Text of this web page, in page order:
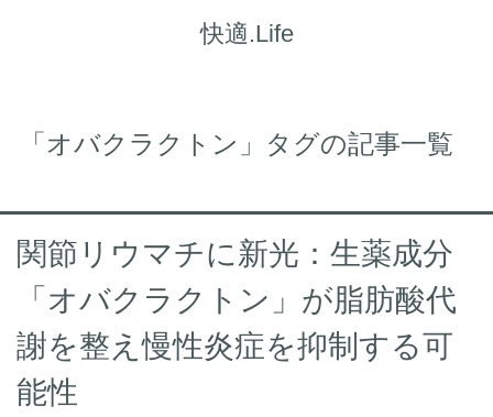
快適.Life
「オバクラクトン」タグの記事一覧
関節リウマチに新光：生薬成分
「オバクラクトン」が脂肪酸代
謝を整え慢性炎症を抑制する可
能性